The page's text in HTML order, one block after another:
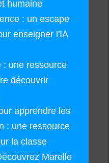
humaine
: un escape
enseigner l'IA
: une ressource
découvrir
apprendre les
: une ressource
la classe
Marelle